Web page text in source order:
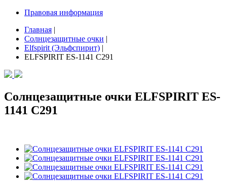
Правовая информация
Главная |
Солнцезащитные очки |
Elfspirit (Эльфспирит) |
ELFSPIRIT ES-1141 C291
Солнцезащитные очки ELFSPIRIT ES-
1141 C291